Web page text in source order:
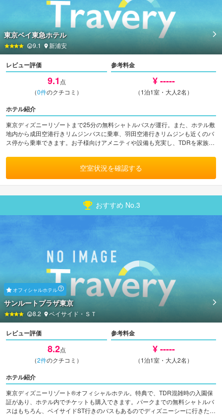
東京ベイ東急ホテル
9.1 新浦安
レビュー評価
9.1 点
（0件のクチコミ）
参考料金
¥ -----
（1泊1室・大人2名）
ホテル紹介
東京ディズニーリゾートまで25分の無料シャトルバスが運行。また、ホテル敷
地内から成田空港行きリムジンバスに乗車、羽田空港行きリムジンも近くのバ
ス停から乗車できます。お子様向けアメニティや設備も充実し、TDRを家族で
空室状況を確認する
おすすめ No.3
オフィシャルホテル
サンルートプラザ東京
8.2 ベイサイド・ＳＴ
レビュー評価
8.2点
（2件のクチコミ）
参考料金
¥ -----
（1泊1室・大人2名）
ホテル紹介
東京ディズニーリゾート®オフィシャルホテル。特典で、TDR混雑時の入園保
証があり、ホテル内でチケットも購入できます。パークまでの無料シャトルバ
スはもちろん、ベイサイドST行きのバスもあるのでディズニーシーに行きたい